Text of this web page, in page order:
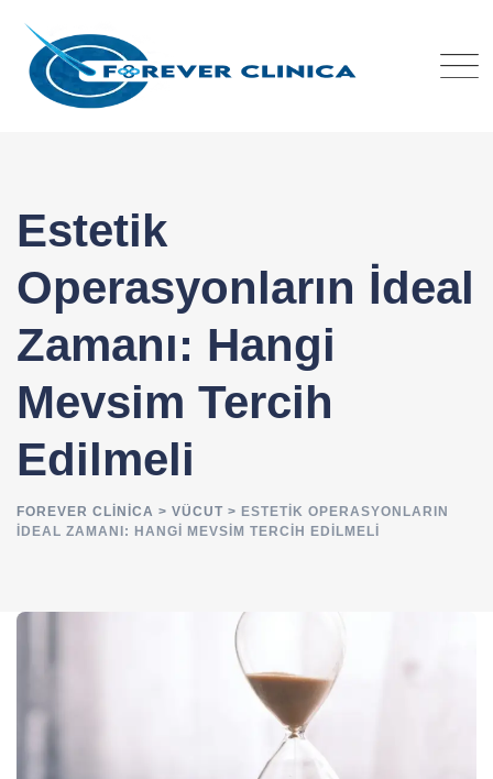
content
Estetik
Operasyonların İdeal
Zamanı: Hangi
Mevsim Tercih
Edilmeli
FOREVER CLINICA > VÜCUT > ESTETIK OPERASYONLARIN
İDEAL ZAMANI: HANGI MEVSIM TERCIH EDILMELI